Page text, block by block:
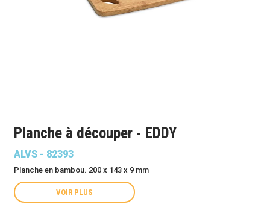
Planche à découper - EDDY
ALVS - 82393
Planche en bambou. 200 x 143 x 9 mm
VOIR PLUS